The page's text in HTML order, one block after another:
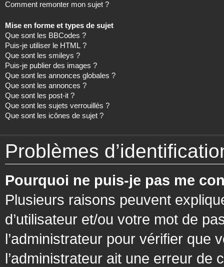
Comment remonter mon sujet ?
Mise en forme et types de sujet
Que sont les BBCodes ?
Puis-je utiliser le HTML ?
Que sont les smileys ?
Puis-je publier des images ?
Que sont les annonces globales ?
Que sont les annonces ?
Que sont les post-it ?
Que sont les sujets verrouillés ?
Que sont les icônes de sujet ?
Problèmes
Pourquoi ne puis-je pas me
Plusieurs raisons peuvent
d’utilisateur et/ou votre mot de
l’administrateur pour vérifier que
l’administrateur ait une erreur de